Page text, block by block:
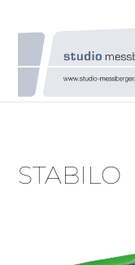
STABILO